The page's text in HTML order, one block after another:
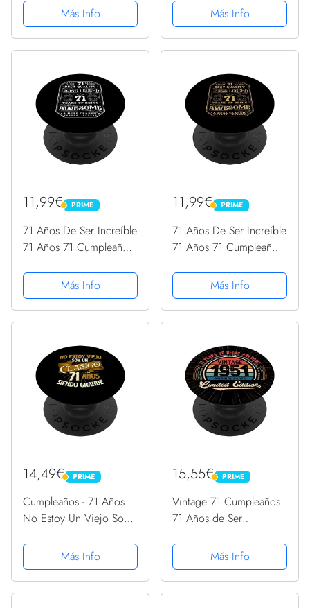
PopGrip Intercambiable
Más Info
PopGrip Intercambiable
Más Info
11,99€ PRIME
PRIME
71 Años De Ser Increíble
71 Años 71 Cumpleaños
PopGrip Intercambiable
Más Info
11,99€ PRIME
PRIME
71 Años De Ser Increíble
71 Años 71 Cumpleaños
PopGrip Intercambiable
Más Info
14,49€ PRIME
PRIME
Cumpleaños - 71 Años
No Estoy Un Viejo Soy
PopGrip Intercambiable
Más Info
15,55€ PRIME
PRIME
Vintage 71 Cumpleaños
71 Años de Ser
En 1951 PopSockets
PopGrip Intercambiable
Más Info